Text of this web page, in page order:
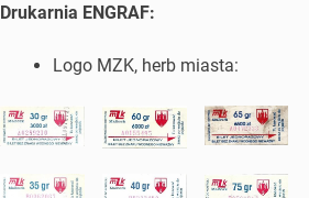
Drukarnia ENGRAF:
Logo MZK, herb miasta: